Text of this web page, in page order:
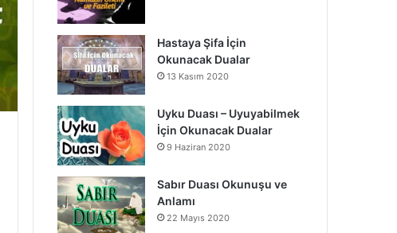
Hastaya Şifa İçin
Okunacak Dualar
13 Kasım 2020
Uyku Duası – Uyuyabilmek
İçin Okunacak Dualar
9 Haziran 2020
Sabır Duası Okunuşu ve
Anlamı
22 Mayıs 2020